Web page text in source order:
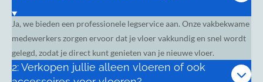
Ja, we bieden een professionele legservice aan. Onze vakbekwame
medewerkers zorgen ervoor dat je vloer vakkundig en snel wordt
gelegd, zodat je direct kunt genieten van je nieuwe vloer.
2: Verkopen jullie alleen vloeren of ook